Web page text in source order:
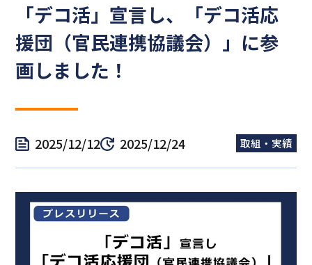
「デコ活」宣言し、「デコ活応
援団（官民連携協議会）」に参
画しました！
2025/12/12 2025/12/24 取組・実績